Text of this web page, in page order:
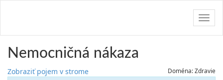
Nemocničná nákaza
Zobraziť pojem v strome Doména: Zdravie